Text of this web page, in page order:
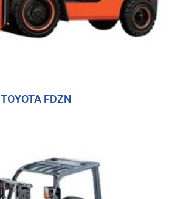
TOYOTA FDZN